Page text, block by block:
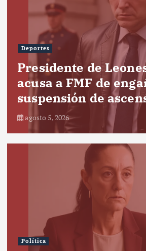
Deportes
Presidente de
acusa a FMF de
suspensión de
agosto 5, 2026
Política